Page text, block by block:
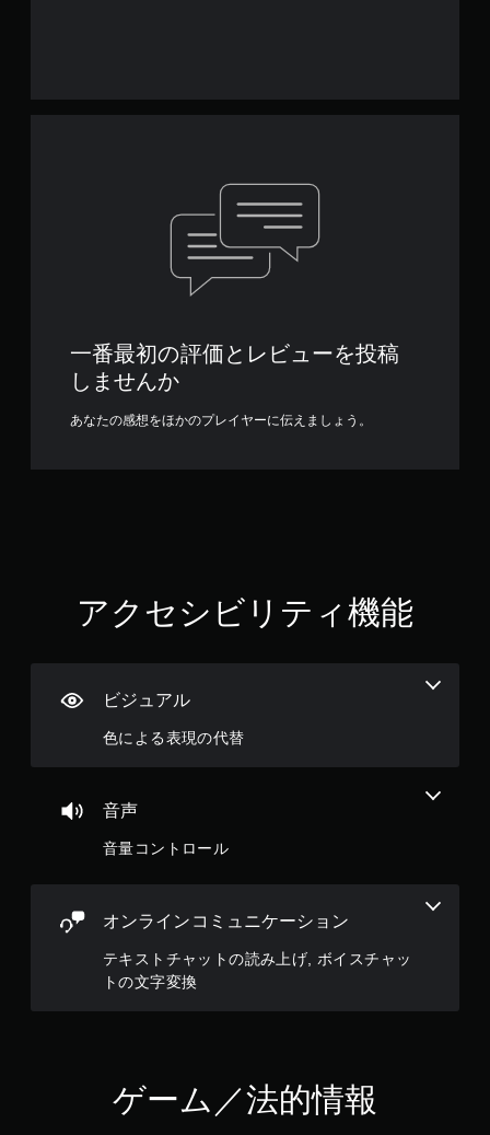
一番最初の評価とレビューを投稿
しませんか
あなたの感想をほかのプレイヤーに伝えましょう。
アクセシビリティ機能
ビジュアル
色による表現の代替
音声
音量コントロール
オンラインコミュニケーション
テキストチャットの読み上げ, ボイスチャッ
トの文字変換
ゲーム／法的情報